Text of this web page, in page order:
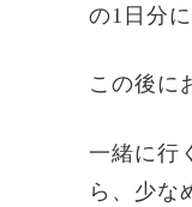
の1日分
この後に
一緒に行
ら、少な